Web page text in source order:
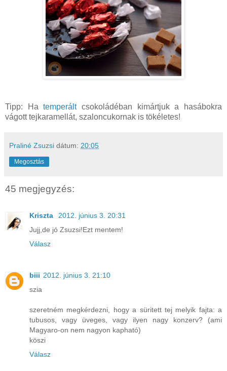
Tipp: Hatemperáltcsokoládéban kimártjuk a hasábokra
vágott tejkaramellát, szaloncukornak is tökéletes!
Praliné Zsuzsi dátum: 20:05
Megosztás
45 megjegyzés:
Kriszta
2012. június 3. 20:31
Jujj,de jó Zsuzsi!Ezt mentem!
Válasz
biii 2012. június 3. 21:10
szia
szeretném megkérdezni, hogy a süritett tej melyik fajta: a
tubusos, vagy üveges, vagy ilyen nagy konzerv? (ami
Magyaro-on nem nagyon kapható)
köszi
Válasz